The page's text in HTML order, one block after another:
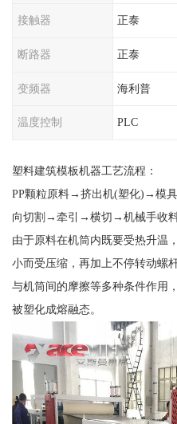
接触器 正泰
断路器 正泰
变频器 海利普
温度控制 PLC
塑料建筑模板机器工艺流程：
PP颗粒原料→挤出机(塑化)→模
向切割→牵引→横切→机械手收
由于原料在机筒内既要受热升温
小而受压缩，再加上不停转动螺
与机筒间的摩擦等多种条件作用
被塑化成熔融态。